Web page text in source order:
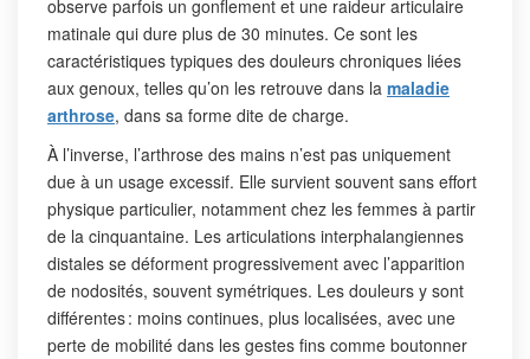
observe parfois un gonflement et une raideur articulaire
matinale qui dure plus de 30 minutes. Ce sont les
caractéristiques typiques des douleurs chroniques liées
aux genoux, telles qu’on les retrouve dans la maladie
arthrose, dans sa forme dite de charge.
À l’inverse, l’arthrose des mains n’est pas uniquement
due à un usage excessif. Elle survient souvent sans effort
physique particulier, notamment chez les femmes à partir
de la cinquantaine. Les articulations interphalangiennes
distales se déforment progressivement avec l’apparition
de nodosités, souvent symétriques. Les douleurs y sont
différentes : moins continues, plus localisées, avec une
perte de mobilité dans les gestes fins comme boutonner